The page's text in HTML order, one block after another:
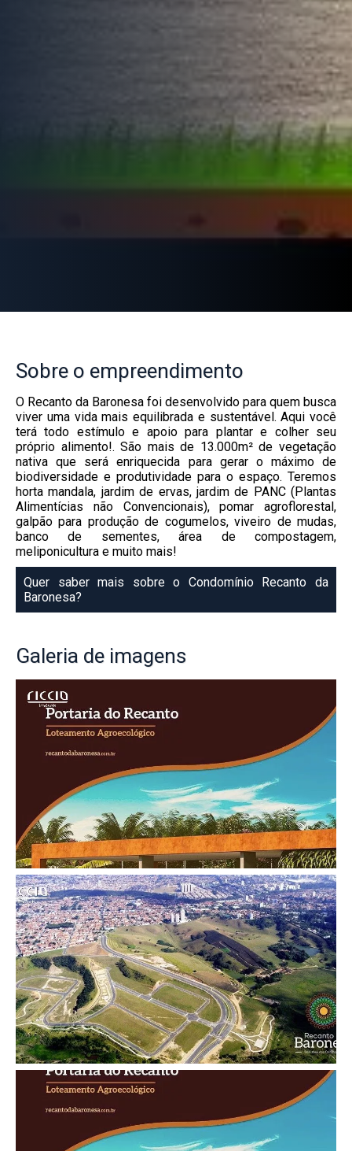
Sobre o empreendimento
O Recanto da Baronesa foi desenvolvido para quem busca
viver uma vida mais equilibrada e sustentável. Aqui você
terá todo estímulo e apoio para plantar e colher seu
próprio alimento!. São mais de 13.000m² de vegetação
nativa que será enriquecida para gerar o máximo de
biodiversidade e produtividade para o espaço. Teremos
horta mandala, jardim de ervas, jardim de PANC (Plantas
Alimentícias não Convencionais), pomar agroflorestal,
galpão para produção de cogumelos, viveiro de mudas,
banco de sementes, área de compostagem,
meliponicultura e muito mais!
Quer saber mais sobre o Condomínio Recanto da
Baronesa?
Galeria de imagens